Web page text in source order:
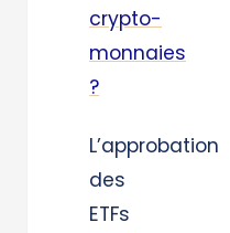
crypto-
monnaies
?
L’approbation
des
ETFs